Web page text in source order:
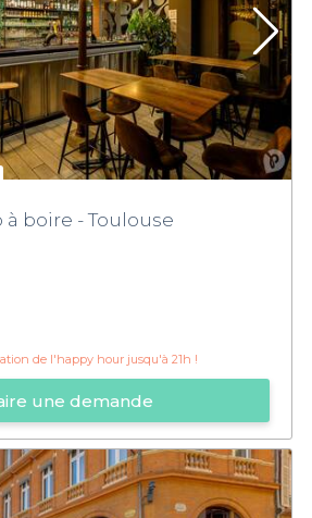
boire - Toulouse
de l'happy hour jusqu'à 21h !
une demande